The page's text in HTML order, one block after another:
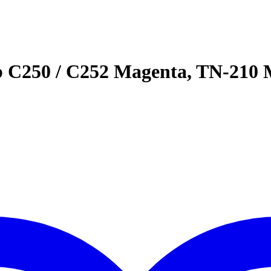
/ C252 Magenta, TN-210